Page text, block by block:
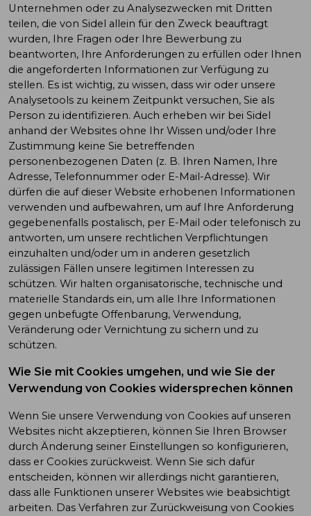
Unternehmen oder zu Analysezwecken mit Dritten
teilen, die von Sidel allein für den Zweck beauftragt
wurden, Ihre Fragen oder Ihre Bewerbung zu
beantworten, Ihre Anforderungen zu erfüllen oder Ihnen
die angeforderten Informationen zur Verfügung zu
stellen. Es ist wichtig, zu wissen, dass wir oder unsere
Analysetools zu keinem Zeitpunkt versuchen, Sie als
Person zu identifizieren. Auch erheben wir bei Sidel
anhand der Websites ohne Ihr Wissen und/oder Ihre
Zustimmung keine Sie betreffenden
personenbezogenen Daten (z. B. Ihren Namen, Ihre
Adresse, Telefonnummer oder E-Mail-Adresse). Wir
dürfen die auf dieser Website erhobenen Informationen
verwenden und aufbewahren, um auf Ihre Anforderung
gegebenenfalls postalisch, per E-Mail oder telefonisch zu
antworten, um unsere rechtlichen Verpflichtungen
einzuhalten und/oder um in anderen gesetzlich
zulässigen Fällen unsere legitimen Interessen zu
schützen. Wir halten organisatorische, technische und
materielle Standards ein, um alle Ihre Informationen
gegen unbefugte Offenbarung, Verwendung,
Veränderung oder Vernichtung zu sichern und zu
schützen.
Wie Sie mit Cookies umgehen, und wie Sie der
Verwendung von Cookies widersprechen können
Wenn Sie unsere Verwendung von Cookies auf unseren
Websites nicht akzeptieren, können Sie Ihren Browser
durch Änderung seiner Einstellungen so konfigurieren,
dass er Cookies zurückweist. Wenn Sie sich dafür
entscheiden, können wir allerdings nicht garantieren,
dass alle Funktionen unserer Websites wie beabsichtigt
arbeiten. Das Verfahren zur Zurückweisung von Cookies